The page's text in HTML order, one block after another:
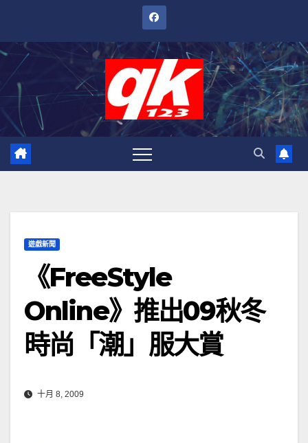
內
遊戲新聞
《FreeStyle
Online》推出09秋冬
時尚「潮」服大賞
十月 8, 2009